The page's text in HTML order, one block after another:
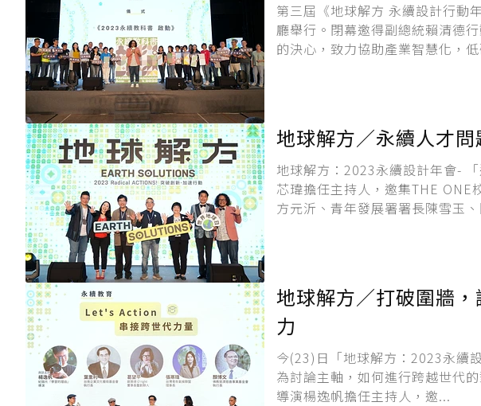
第三屆《地球解方 永續設計行動
廳舉行。閉幕邀得副總統賴清德
的決心，致力協助產業智慧化，
地球解方／永續人才
地球解方：2023永續設計年會-
芯瑋擔任主持人，邀集THE ONE
方元沂、青年發展署署長陳雪玉
地球解方／打破圍牆
力
今(23)日「地球解方：2023永續
為討論主軸，如何進行跨越世代
導演楊逸帆擔任主持人，邀...